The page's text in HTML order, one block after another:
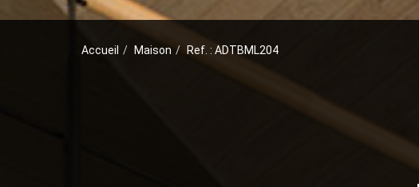
Accueil Maison Ref. : ADTBML204